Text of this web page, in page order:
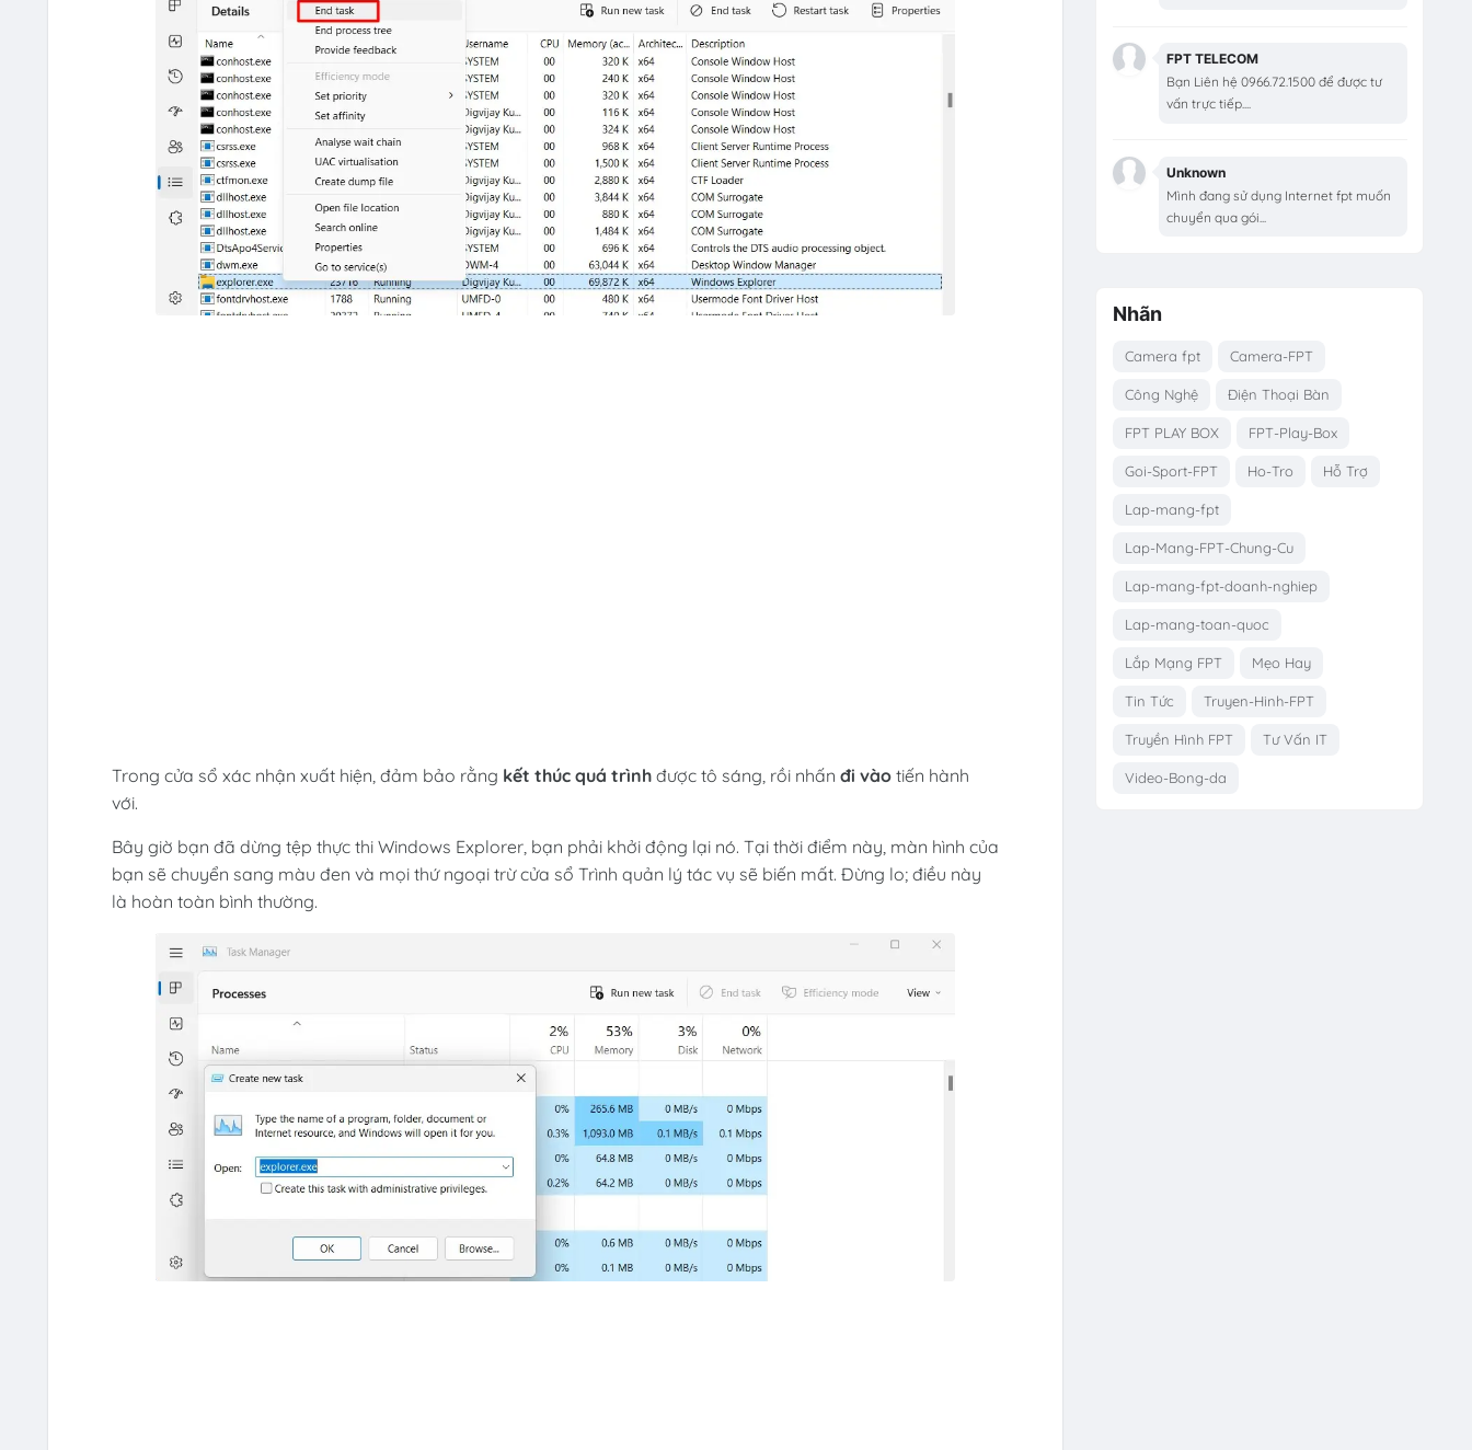
Trong cửa sổ xác nhận xuất hiện, đảm bảo rằng kết thúc quá trìnhđược tô sáng, rồi nhấn đi vàotiến hành
với.
Bây giờ bạn đã dừng tệp thực thi Windows Explorer, bạn phải khởi động lại nó. Tại thời điểm này, màn hình của
bạn sẽ chuyển sang màu đen và mọi thứ ngoại trừ cửa sổ Trình quản lý tác vụ sẽ biến mất. Đừng lo; điều này
là hoàn toàn bình thường.
FPT TELECOM
Bạn Liên hệ 0966.72.1500 để được tư
vấn trực tiếp....
Unknown
Mình đang sử dụng Internet fpt muốn
chuyển qua gói...
Nhãn
Camera fpt Camera-FPT
Công Nghệ Điện Thoại Bàn
FPT PLAY BOX FPT-Play-Box
Goi-Sport-FPT Ho-Tro Hỗ Trợ
Lap-mang-fpt
Lap-Mang-FPT-Chung-Cu
Lap-mang-fpt-doanh-nghiep
Lap-mang-toan-quoc
Lắp Mạng FPT Mẹo Hay
Tin Tức Truyen-Hinh-FPT
Truyền Hình FPT Tư Vấn IT
Video-Bong-da